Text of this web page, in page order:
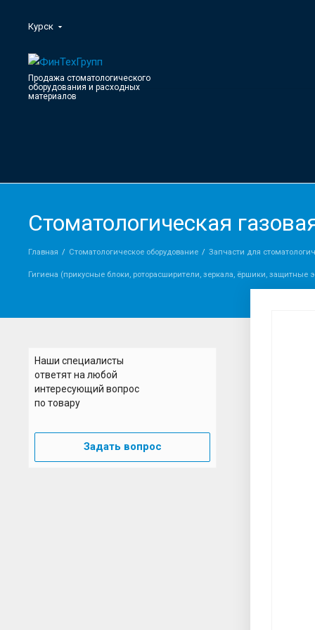
Курск
Продажа стоматологического
оборудования и расходных
материалов
Стоматологическая
Главная Стоматологическое оборудование Запчасти для
Гигиена (прикусные блоки, роторасширители, зеркала, ёршики, защитные
Наши специалисты
ответят на любой
интересующий вопрос
по товару
Задать вопрос